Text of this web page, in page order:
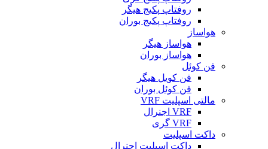
روفتاپ پکیج هیگر
روفتاپ پکیج بوران
هواساز
هواساز هیگر
هواساز بوران
فن کوئل
فن کویل هیگر
فن کوئل بوران
مالتی اسپلیت VRF
VRF اجنرال
VRF گری
داکت اسپلیت
داکت اسپلیت اجنرال